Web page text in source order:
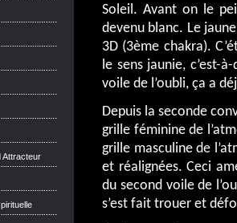
Attracteur
Soleil. Avant on le
devenu blanc. Le
3D (3ème chakra).
le sens jaunie, c’est-
voile de l’oubli, ça a
Depuis la seconde
grille féminine de
grille masculine de
et réalignées. Ceci
du second voile de
s’est fait trouer et